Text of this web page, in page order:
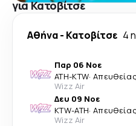
για Κατοβίτσε
Αθήνα- Κατοβίτσε 4
Παρ 06 Νοε
ATH-KTW· Απευθείας
Wizz Air
Δευ 09 Νοε
KTW-ATH· Απευθείας
Wizz Air